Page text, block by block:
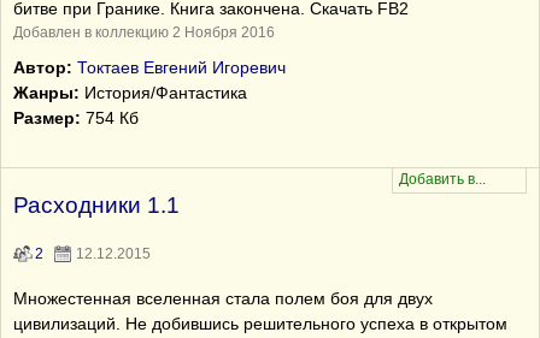
битве при Гранике. Книга закончена. Скачать FB2
Добавлен в коллекцию 2 Ноября 2016
Автор: Токтаев Евгений Игоревич
Жанры: История/Фантастика
Размер: 754 Кб
Расходники 1.1
2 12.12.2015
Множестенная вселенная стала полем боя для двух
цивилизаций. Не добившись решительного успеха в открытом